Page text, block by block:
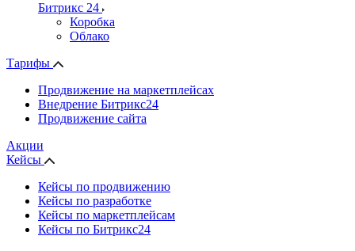
Битрикс 24
Коробка
Облако
Тарифы
Продвижение на маркетплейсах
Внедрение Битрикс24
Продвижение сайта
Акции
Кейсы
Кейсы по продвижению
Кейсы по разработке
Кейсы по маркетплейсам
Кейсы по Битрикс24